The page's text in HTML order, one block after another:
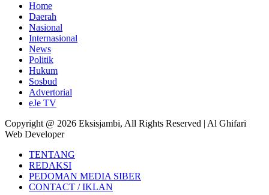
Home
Daerah
Nasional
Internasional
News
Politik
Hukum
Sosbud
Advertorial
eJe TV
Copyright @ 2026 Eksisjambi, All Rights Reserved | Al Ghifari
Web Developer
TENTANG
REDAKSI
PEDOMAN MEDIA SIBER
CONTACT / IKLAN